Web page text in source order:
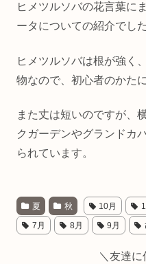
ヒメツルソバの花言葉に
ータについての紹介でした
ヒメツルソバは根が強く
物なので、初心者のかた
また丈は短いのですが、
クガーデンやグランドカ
られています。
夏 秋 10月
7月 8月 9月
＼友達に